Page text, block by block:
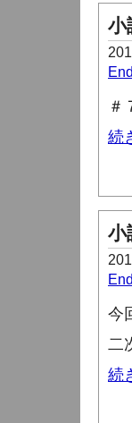
小
＃
続
小
今
二
続